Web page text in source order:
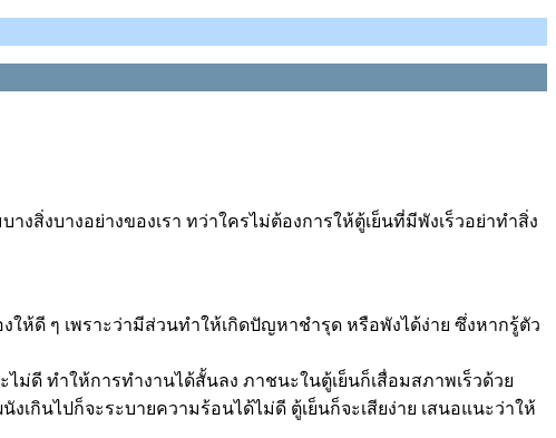
สิ่งบางอย่างของเรา ทว่าใครไม่ต้องการให้ตู้เย็นที่มีพังเร็วอย่าทำสิ่ง
ให้ดี ๆ เพราะว่ามีส่วนทำให้เกิดปัญหาชำรุด หรือพังได้ง่าย ซึ่งหากรู้ตัว
ม่ดี ทำให้การทำงานได้สั้นลง ภาชนะในตู้เย็นก็เสื่อมสภาพเร็วด้วย
กินไปก็จะระบายความร้อนได้ไม่ดี ตู้เย็นก็จะเสียง่าย เสนอแนะว่าให้